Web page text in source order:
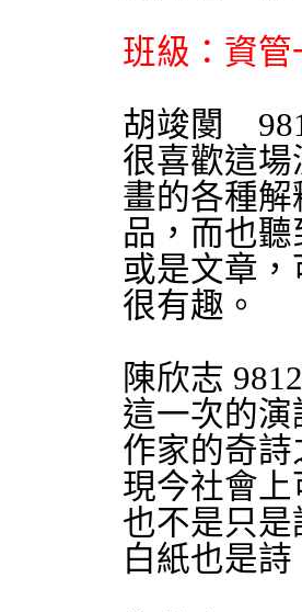
班級：資管
胡竣閺
很喜歡這
畫的各種
品，而也聽
或是文章
很有趣。
陳欣志
這一次的
作家的奇
現今社會
也不是只
白紙也是詩